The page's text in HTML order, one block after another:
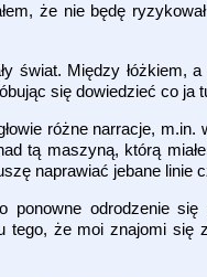
że nie będę
świat. Między łóżkiem,
się dowiedzieć co
różne narracje,
tą maszyną, którą
naprawiać jebane linie
odrodzenie
że moi znajomi się